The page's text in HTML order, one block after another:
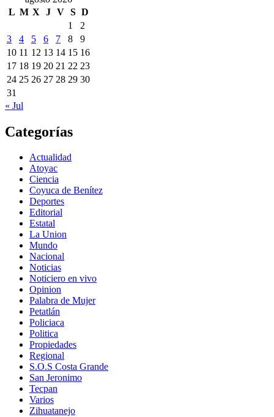
L M X J V S D
1
2
3
4 5 6 7 8
9
10 11 12 13 14 15 16
17 18 19 20 21 22 23
24 25 26 27 28 29 30
31
« Jul
Categorías
Actualidad
Atoyac
Ciencia
Coyuca de Benítez
Deportes
Editorial
Estatal
La Union
Mundo
Nacional
Noticias
Noticiero en vivo
Opinion
Palabra de Mujer
Petatlán
Policiaca
Politica
Propiedades
Regional
S.O.S Costa Grande
San Jeronimo
Tecpan
Varios
Zihuatanejo